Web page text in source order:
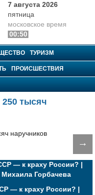
7 августа 2026
пятница
московское время
00:50
ТУРИЗМ
ПРОИСШЕСТВИЯ
тысяч
→
— к краху России? |